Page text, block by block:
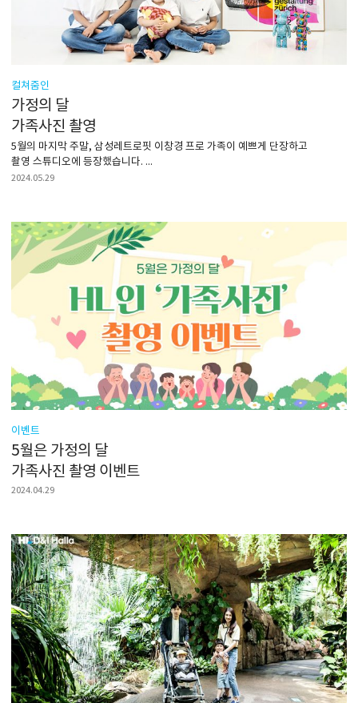
컬쳐줌인
가정의 달
가족사진 촬영
5월의 마지막 주말, 삼성레트로핏 이창경 프로 가족이 예쁘게 단장하고
촬영 스튜디오에 등장했습니다. ...
2024.05.29
이벤트
5월은 가정의 달
가족사진 촬영 이벤트
2024.04.29